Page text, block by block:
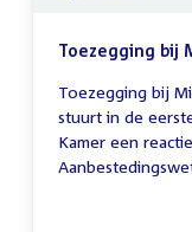
Toezegging bij
Toezegging bij
stuurt in de
Kamer een